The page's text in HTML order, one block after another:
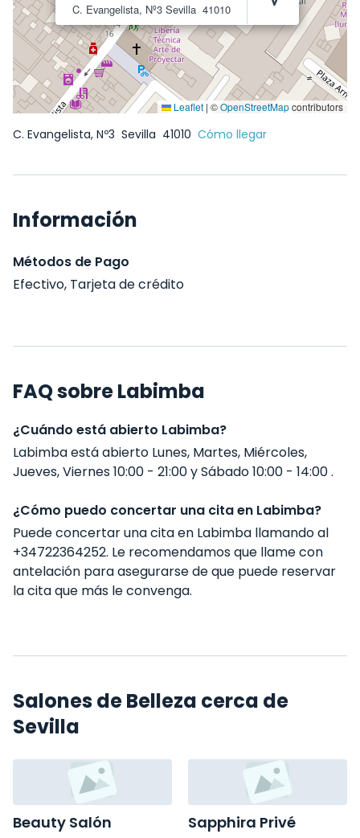
C. Evangelista, Nº3 Sevilla 41010
Leaflet | ©OpenStreetMapcontributors
C. Evangelista, Nº3 Sevilla 41010 Cómo llegar
Información
Métodos de Pago
Efectivo, Tarjeta de crédito
FAQ sobre Labimba
¿Cuándo está abierto Labimba?
Labimba está abierto Lunes, Martes, Miércoles,
Jueves, Viernes 10:00 - 21:00 y Sábado 10:00 - 14:00 .
¿Cómo puedo concertar una cita en Labimba?
Puede concertar una cita en Labimba llamando al
+34722364252. Le recomendamos que llame con
antelación para asegurarse de que puede reservar
la cita que más le convenga.
Salones de Belleza cerca de
Sevilla
Beauty Salón Sapphira Privé